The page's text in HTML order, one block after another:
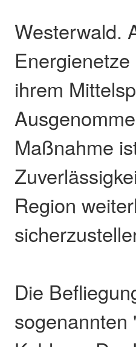
Westerwald.
ihrem
Maßnahme
Region
Die
sogenannten